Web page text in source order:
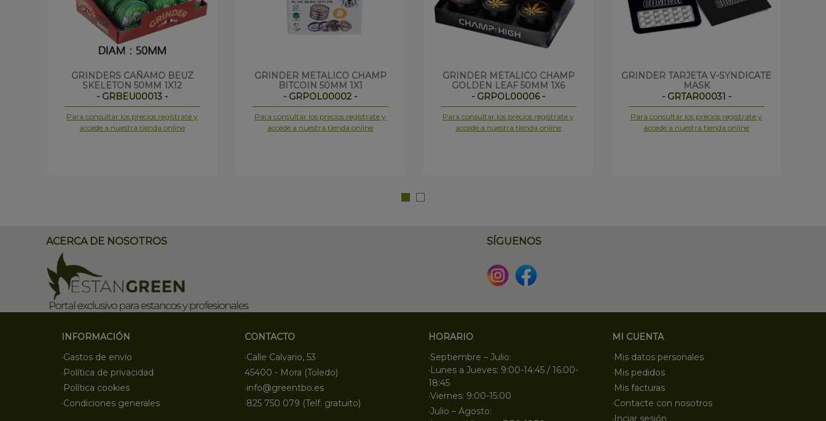
GRINDERS CAÑAMO BEUZ
SKELETON 50MM 1X12
- GRBEU00013 -
Para consultar los precios regístrate y
accede a nuestra tienda online
GRINDER METALICO CHAMP
BITCOIN 50MM 1X1
- GRPOL00002 -
Para consultar los precios regístrate y
accede a nuestra tienda online
GRINDER METALICO CHAMP
GOLDEN LEAF 50MM 1X6
- GRPOL00006 -
Para consultar los precios regístrate y
accede a nuestra tienda online
GRINDER TARJETA V-SYNDICATE
MASK
- GRTAR00031 -
Para consultar los precios regístrate y
accede a nuestra tienda online
ACERCA DE NOSOTROS SÍGUENOS
INFORMACIÓN
·Gastos de envío
·Política de privacidad
·Política cookies
·Condiciones generales
CONTACTO
·Calle Calvario, 53
45400 - Mora (Toledo)
·info@greentbo.es
·825 750 079 (Telf. gratuito)
HORARIO
·Septiembre – Julio:
·Lunes a Jueves: 9:00-14:45 / 16:00-
18:45
·Viernes: 9:00-15:00
·Julio – Agosto:
MI CUENTA
·Mis datos personales
·Mis pedidos
·Mis facturas
·Contacte con nosotros
·Inciar sesión